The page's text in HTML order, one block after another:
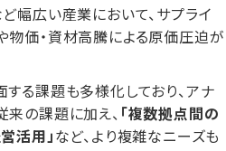
幅広い産業において、サプライ
価・資材高騰による原価圧迫が
る課題も多様化しており、アナ
の課題に加え、 「複数拠点間の
活用」など、より複雑なニーズも